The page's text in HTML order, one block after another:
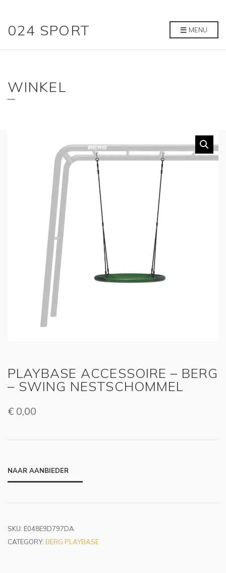
024 SPORT MENU
WINKEL
PLAYBASE ACCESSOIRE – BERG
– SWING NESTSCHOMMEL
€ 0,00
NAAR AANBIEDER
SKU: E048E9D797DA
CATEGORY: BERG PLAYBASE